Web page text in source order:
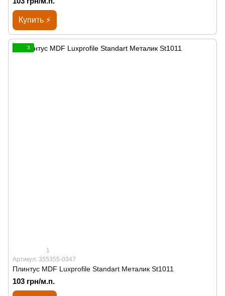
Купить ⚡
3
1
Артикул: 355355-0347
Плинтус MDF Luxprofile Standart Металик St1011
103 грн/м.п.